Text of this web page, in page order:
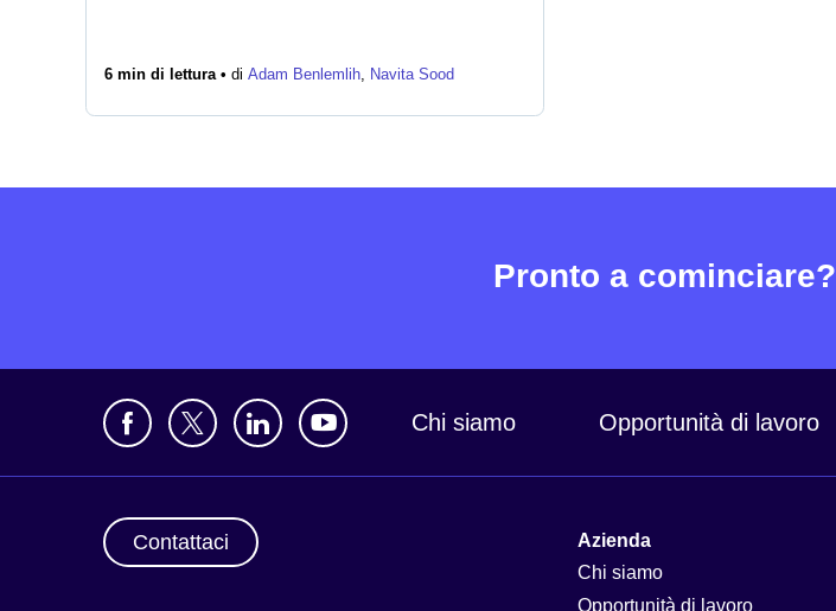
6 min di lettura • di Adam Benlemlih, Navita Sood
Pronto a cominciare?
Chi siamo Opportunità di lavoro
Contattaci
Azienda
Chi siamo
Opportunità di lavoro